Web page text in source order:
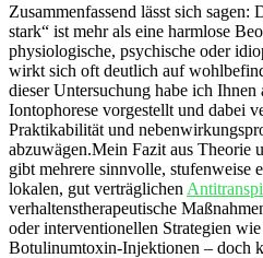
Zusammenfassend lässt‌ sich
stark“ ist mehr als eine harmlose
physiologische,‍ psychische oder
wirkt sich ⁤oft deutlich auf
dieser Untersuchung habe ich Ihnen
‍Iontophorese vorgestellt und dabei
Praktikabilität und
abzuwägen.Mein ⁤Fazit‌ aus Theorie⁣
gibt mehrere sinnvolle, stufenweise
lokalen,⁣ gut verträglichen
verhaltenstherapeutische⁤
oder ‌interventionellen Strategien
Botulinumtoxin‑Injektionen – doch